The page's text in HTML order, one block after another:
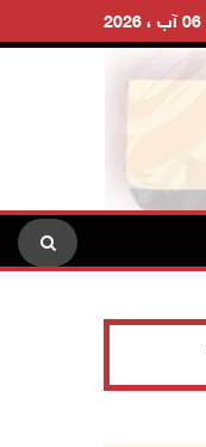
من وداع أطفالها وتعرضت